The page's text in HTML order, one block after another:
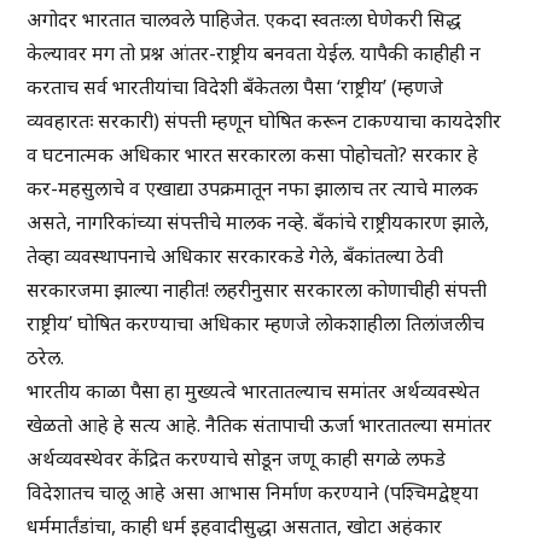
अगोदर भारतात चालवले पाहिजेत. एकदा स्वतःला घेणेकरी सिद्ध
केल्यावर मग तो प्रश्न आंतर-राष्ट्रीय बनवता येईल. यापैकी काहीही न
करताच सर्व भारतीयांचा विदेशी बँकेतला पैसा ‘राष्ट्रीय’ (म्हणजे
व्यवहारतः सरकारी) संपत्ती म्हणून घोषित करून टाकण्याचा कायदेशीर
व घटनात्मक अधिकार भारत सरकारला कसा पोहोचतो? सरकार हे
कर-महसुलाचे व एखाद्या उपक्रमातून नफा झालाच तर त्याचे मालक
असते, नागरिकांच्या संपत्तीचे मालक नव्हे. बँकांचे राष्ट्रीयकारण झाले,
तेव्हा व्यवस्थापनाचे अधिकार सरकारकडे गेले, बँकांतल्या ठेवी
सरकारजमा झाल्या नाहीत! लहरीनुसार सरकारला कोणाचीही संपत्ती
राष्ट्रीय’ घोषित करण्याचा अधिकार म्हणजे लोकशाहीला तिलांजलीच
ठरेल.
भारतीय काळा पैसा हा मुख्यत्वे भारतातल्याच समांतर अर्थव्यवस्थेत
खेळतो आहे हे सत्य आहे. नैतिक संतापाची ऊर्जा भारतातल्या समांतर
अर्थव्यवस्थेवर केंद्रित करण्याचे सोडून जणू काही सगळे लफडे
विदेशातच चालू आहे असा आभास निर्माण करण्याने (पश्चिमद्वेष्ट्या
धर्ममार्तंडांचा, काही धर्म इहवादीसुद्धा असतात, खोटा अहंकार